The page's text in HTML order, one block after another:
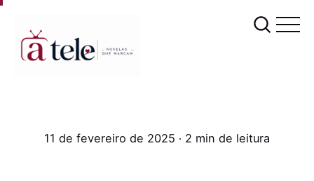
11 de fevereiro de 2025 ∙ 2 min de leitura